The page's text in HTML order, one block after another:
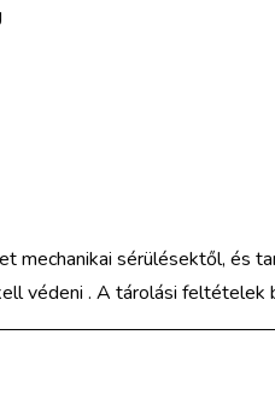
mechanikai sérülésektől, és
védeni . A tárolási